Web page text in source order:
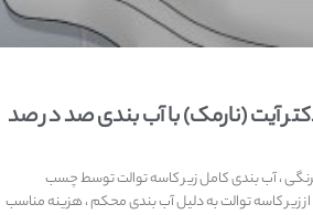
آیت (نارمک) با آب بندی صد در صد
، آب بندی کامل زیر کاسه توالت توسط چسب
کاسه توالت به دلیل آب بندی محکم ، هزینه مناسب